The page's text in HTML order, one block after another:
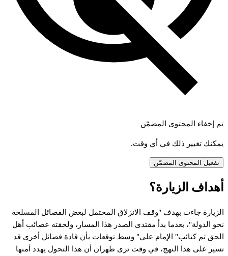
تم إخفاء المحتوى المضمّن
يمكنك تغيير ذلك في أي وقت.
تفعيل المحتوى المضمّن
أهداف الزيارة؟
الزيارة جاءت بهدف "وقف الانزلاق المحتمل لبعض الفصائل المسلحة
نحو الدولة"، بعدما بدأ مقتدى الصدر هذا المسار، ولحقته عصائب أهل
الحق ثم كتائب" الإمام علي" وسط توقعات بأن قادة فصائل أخرى قد
تسير على هذا النهج، في وقت ترى طهران أن هذا التحول يهدد أمنها